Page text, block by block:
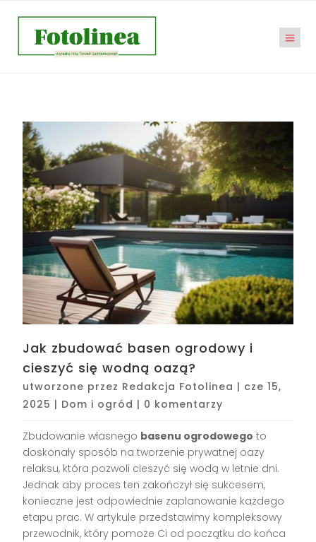
Jak zbudować basen ogrodowy i
cieszyć się wodną oazą?
utworzone przez Redakcja Fotolinea | cze 15,
2025 | Dom i ogród | 0 komentarzy
Zbudowanie własnego basenu ogrodowego to
doskonały sposób na tworzenie prywatnej oazy
relaksu, która pozwoli cieszyć się wodą w letnie dni.
Jednak aby proces ten zakończył się sukcesem,
konieczne jest odpowiednie zaplanowanie każdego
etapu prac. W artykule przedstawimy kompleksowy
przewodnik, który pomoże Ci od początku do końca